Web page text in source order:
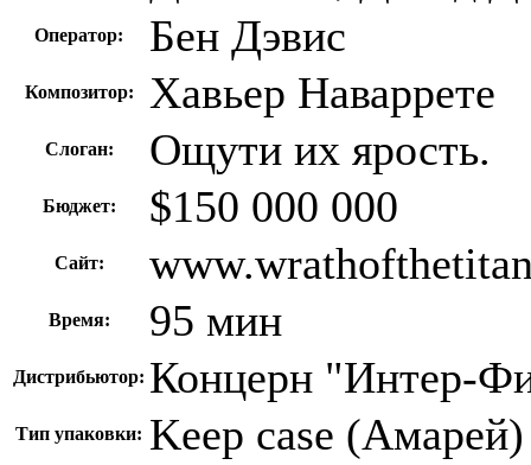
Оператор: Бен Дэвис
Композитор: Хавьер Наваррете
Слоган: Ощути их ярость.
Бюджет: $150 000 000
Сайт:
Время: 95 мин
Дистрибьютор: Концерн "Интер-
Тип упаковки: Keep case (Амарей)